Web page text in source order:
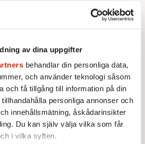
av dina uppgifter
behandlar din personliga data,
och använder teknologi såsom
och få tillgång till information på din
personliga annonser och
innehållsmätning, åskådarinsikter
Du kan själv välja vilka som får
i vilka syften.
ju detta med uttrycket
har sökt klarlägga varifrån
Göteborgs glansår, när
för goa gubbar som
där ”Änglarna”, S-styret,
de flesta andra i Göteborg
hedersläktare.
det i alla fall förknippas